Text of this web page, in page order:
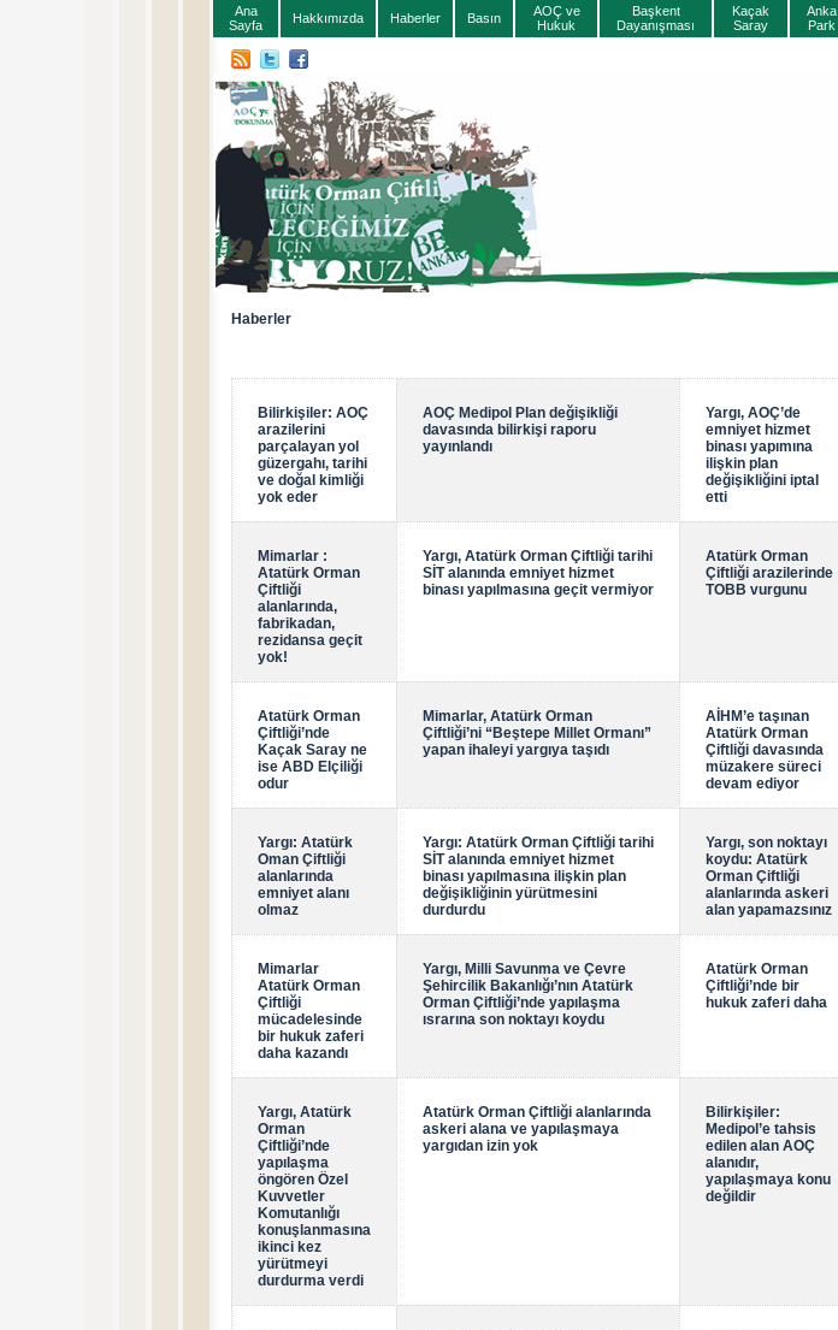
Ana
Sayfa
Hakkımızda Haberler Basın
AOÇ ve
Hukuk
Başkent
Dayanışması
Kaçak
Saray
Anka
Park
Haberler
Bilirkişiler: AOÇ
arazilerini
parçalayan yol
güzergahı, tarihi
ve doğal kimliği
yok eder
AOÇ Medipol Plan değişikliği
davasında bilirkişi raporu
yayınlandı
Yargı, AOÇ’de
emniyet hizmet
binası yapımına
ilişkin plan
değişikliğini iptal
etti
Mimarlar :
Atatürk Orman
Çiftliği
alanlarında,
fabrikadan,
rezidansa geçit
yok!
Yargı, Atatürk Orman Çiftliği tarihi
SİT alanında emniyet hizmet
binası yapılmasına geçit vermiyor
Atatürk Orman
Çiftliği arazilerinde
TOBB vurgunu
Atatürk Orman
Çiftliği’nde
Kaçak Saray ne
ise ABD Elçiliği
odur
Mimarlar, Atatürk Orman
Çiftliği’ni “Beştepe Millet Ormanı”
yapan ihaleyi yargıya taşıdı
AİHM’e taşınan
Atatürk Orman
Çiftliği davasında
müzakere süreci
devam ediyor
Yargı: Atatürk
Oman Çiftliği
alanlarında
emniyet alanı
olmaz
Yargı: Atatürk Orman Çiftliği tarihi
SİT alanında emniyet hizmet
binası yapılmasına ilişkin plan
değişikliğinin yürütmesini
durdurdu
Yargı, son noktayı
koydu: Atatürk
Orman Çiftliği
alanlarında askeri
alan yapamazsınız
Mimarlar
Atatürk Orman
Çiftliği
mücadelesinde
bir hukuk zaferi
daha kazandı
Yargı, Milli Savunma ve Çevre
Şehircilik Bakanlığı’nın Atatürk
Orman Çiftliği’nde yapılaşma
ısrarına son noktayı koydu
Atatürk Orman
Çiftliği’nde bir
hukuk zaferi daha
Yargı, Atatürk
Orman
Çiftliği’nde
yapılaşma
öngören Özel
Kuvvetler
Komutanlığı
konuşlanmasına
ikinci kez
yürütmeyi
durdurma verdi
Atatürk Orman Çiftliği alanlarında
askeri alana ve yapılaşmaya
yargıdan izin yok
Bilirkişiler:
Medipol’e tahsis
edilen alan AOÇ
alanıdır,
yapılaşmaya konu
değildir